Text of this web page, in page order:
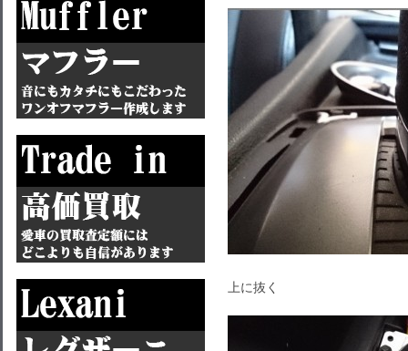
上に抜く